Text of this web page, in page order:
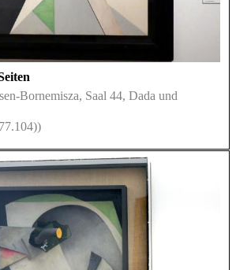
Bornemisza, Saal 44, Dada und